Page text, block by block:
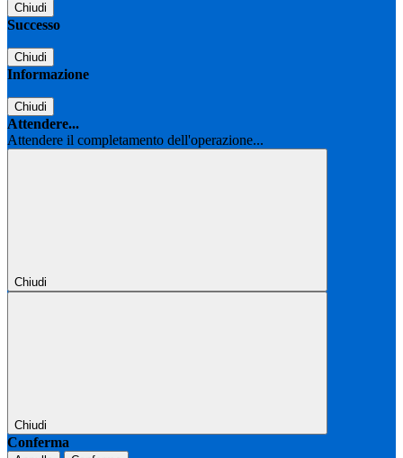
Chiudi
Successo
Chiudi
Informazione
Chiudi
Attendere...
Attendere il completamento dell'operazione...
Chiudi
Chiudi
Conferma